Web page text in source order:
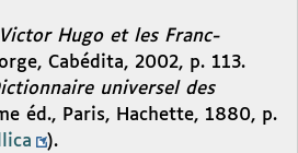
Victor Hugo et les Franc-
Cabédita, 2002, p. 113.
universel des
éd., Paris, Hachette, 1880, p.
).